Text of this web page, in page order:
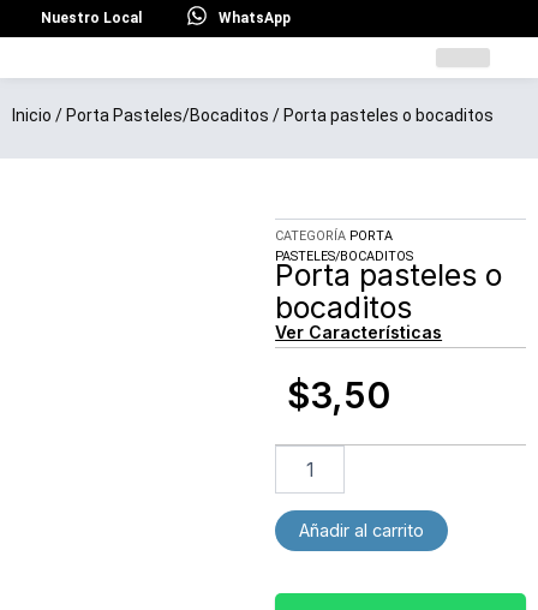
al
Nuestro Local WhatsApp
Inicio / Porta Pasteles/Bocaditos / Porta pasteles o bocaditos
CATEGORÍA PORTA
PASTELES/BOCADITOS
Porta pasteles o
bocaditos
Ver Características
$3,50
pasteles
bocaditos
cantidad
Añadir al carrito